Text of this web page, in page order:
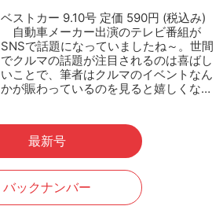
ベストカー 9.10号 定価 590円 (税込み)
自動車メーカー出演のテレビ番組が
SNSで話題になっていましたね～。世間
でクルマの話題が注目されるのは喜ばし
いことで、筆者はクルマのイベントなん
かが賑わっているのを見ると嬉しくな…
最新号
バックナンバー